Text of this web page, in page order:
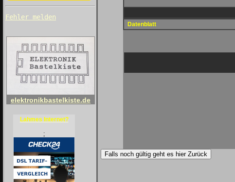
Fehler melden
elektronikbastelkiste.de
Lahmes Internet?
;
Datenblatt
Falls noch gültig geht es hier Zurück